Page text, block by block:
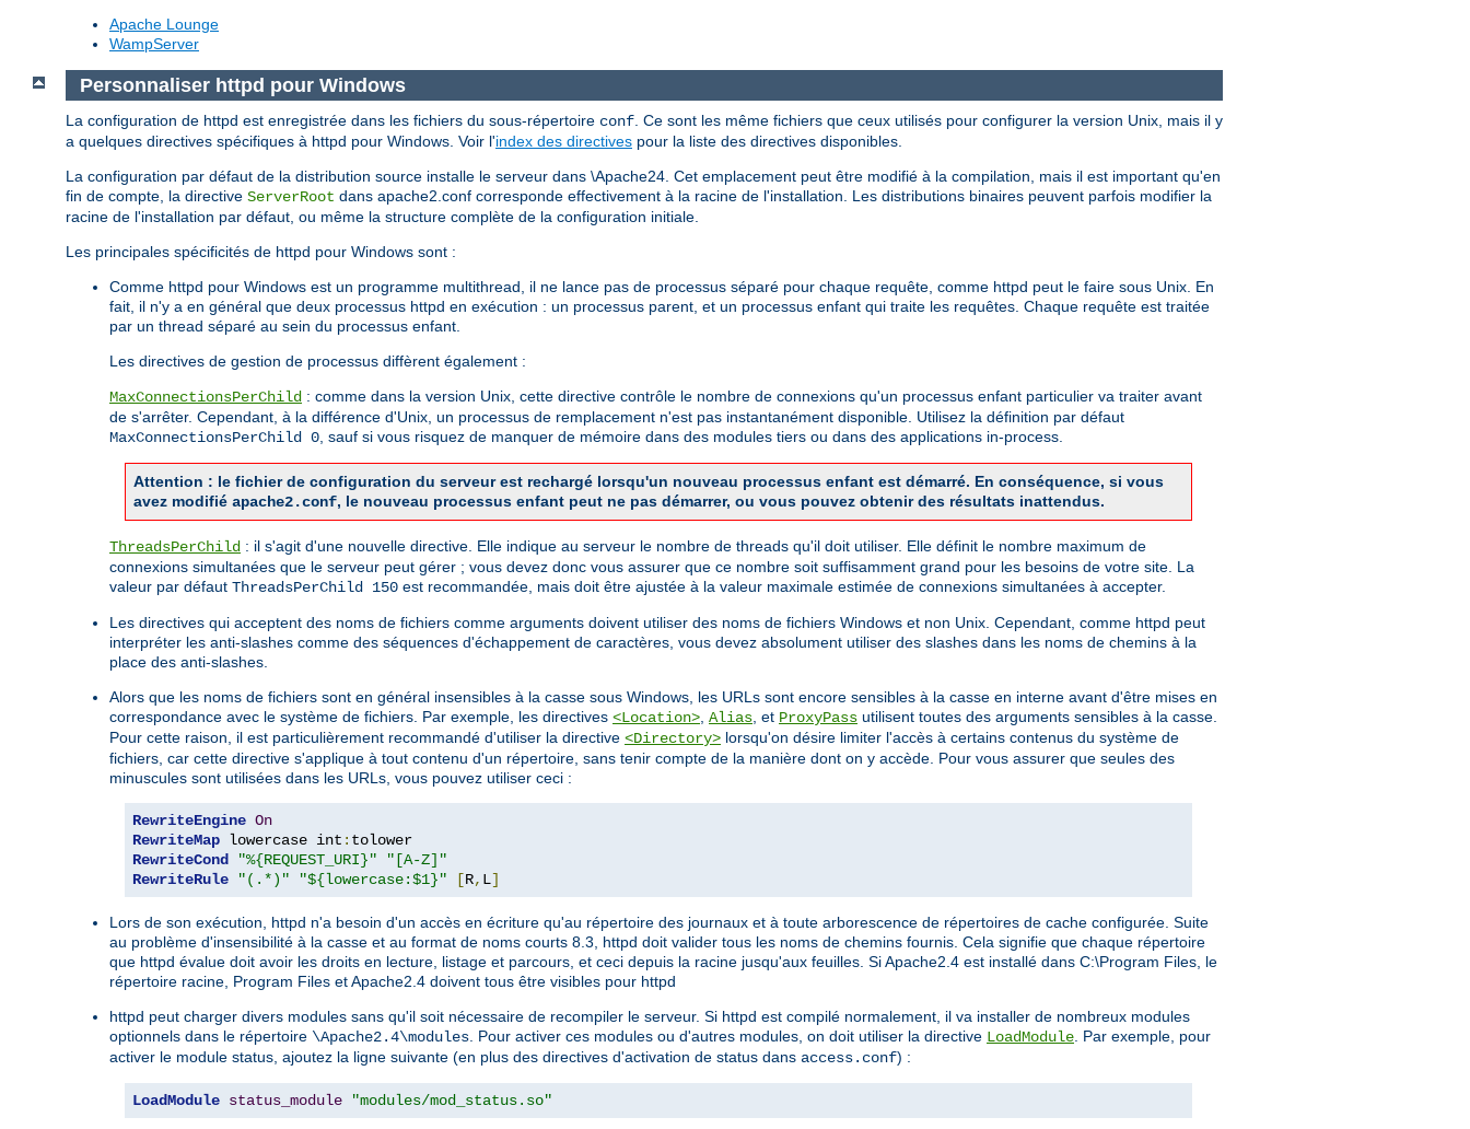
Apache Lounge
WampServer
Personnaliser httpd pour Windows
La configuration de httpd est enregistrée dans les fichiers du sous-répertoire conf. Ce sont les même fichiers que ceux utilisés pour configurer la version Unix, mais il y
a quelques directives spécifiques à httpd pour Windows. Voir l'index des directives pour la liste des directives disponibles.
La configuration par défaut de la distribution source installe le serveur dans \Apache24. Cet emplacement peut être modifié à la compilation, mais il est important qu'en
fin de compte, la directive ServerRoot dans apache2.conf corresponde effectivement à la racine de l'installation. Les distributions binaires peuvent parfois modifier la
racine de l'installation par défaut, ou même la structure complète de la configuration initiale.
Les principales spécificités de httpd pour Windows sont :
Comme httpd pour Windows est un programme multithread, il ne lance pas de processus séparé pour chaque requête, comme httpd peut le faire sous Unix. En
fait, il n'y a en général que deux processus httpd en exécution : un processus parent, et un processus enfant qui traite les requêtes. Chaque requête est traitée
par un thread séparé au sein du processus enfant.
Les directives de gestion de processus diffèrent également :
MaxConnectionsPerChild : comme dans la version Unix, cette directive contrôle le nombre de connexions qu'un processus enfant particulier va traiter avant
de s'arrêter. Cependant, à la différence d'Unix, un processus de remplacement n'est pas instantanément disponible. Utilisez la définition par défaut
MaxConnectionsPerChild 0, sauf si vous risquez de manquer de mémoire dans des modules tiers ou dans des applications in-process.
Attention : le fichier de configuration du serveur est rechargé lorsqu'un nouveau processus enfant est démarré. En conséquence, si vous
avez modifié apache2.conf, le nouveau processus enfant peut ne pas démarrer, ou vous pouvez obtenir des résultats inattendus.
ThreadsPerChild : il s'agit d'une nouvelle directive. Elle indique au serveur le nombre de threads qu'il doit utiliser. Elle définit le nombre maximum de
connexions simultanées que le serveur peut gérer ; vous devez donc vous assurer que ce nombre soit suffisamment grand pour les besoins de votre site. La
valeur par défaut ThreadsPerChild 150 est recommandée, mais doit être ajustée à la valeur maximale estimée de connexions simultanées à accepter.
Les directives qui acceptent des noms de fichiers comme arguments doivent utiliser des noms de fichiers Windows et non Unix. Cependant, comme httpd peut
interpréter les anti-slashes comme des séquences d'échappement de caractères, vous devez absolument utiliser des slashes dans les noms de chemins à la
place des anti-slashes.
Alors que les noms de fichiers sont en général insensibles à la casse sous Windows, les URLs sont encore sensibles à la casse en interne avant d'être mises en
correspondance avec le système de fichiers. Par exemple, les directives <Location>, Alias, et ProxyPass utilisent toutes des arguments sensibles à la casse.
Pour cette raison, il est particulièrement recommandé d'utiliser la directive <Directory> lorsqu'on désire limiter l'accès à certains contenus du système de
fichiers, car cette directive s'applique à tout contenu d'un répertoire, sans tenir compte de la manière dont on y accède. Pour vous assurer que seules des
minuscules sont utilisées dans les URLs, vous pouvez utiliser ceci :
RewriteEngine On
RewriteMap lowercase int :
RewriteCond
"%{REQUEST_URI}"
"[A-Z]"
RewriteRule
"(.*)" "${lowercase:$1}" [R, L]
Lors de son exécution, httpd n'a besoin d'un accès en écriture qu'au répertoire des journaux et à toute arborescence de répertoires de cache configurée. Suite
au problème d'insensibilité à la casse et au format de noms courts 8.3, httpd doit valider tous les noms de chemins fournis. Cela signifie que chaque répertoire
que httpd évalue doit avoir les droits en lecture, listage et parcours, et ceci depuis la racine jusqu'aux feuilles. Si Apache2.4 est installé dans C:\Program Files, le
répertoire racine, Program Files et Apache2.4 doivent tous être visibles pour httpd
httpd peut charger divers modules sans qu'il soit nécessaire de recompiler le serveur. Si httpd est compilé normalement, il va installer de nombreux modules
optionnels dans le répertoire \Apache2.4\modules. Pour activer ces modules ou d'autres modules, on doit utiliser la directive LoadModule. Par exemple, pour
activer le module status, ajoutez la ligne suivante (en plus des directives d'activation de status dans access.conf) :
LoadModule status_module "modules/mod_status.so"